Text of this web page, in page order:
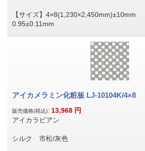
【サイズ】4×8(1,230×2,450mm)±10mm
0.95±0.11mm
アイカメラミン化粧板 LJ-10104K/4×8
販売価格(税込): 13,968 円
アイカラビアン
シルク 市松/灰色